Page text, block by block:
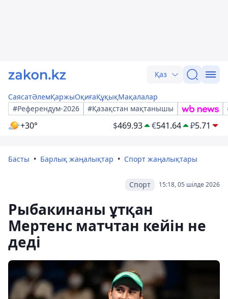
Қаз
СаясатӘлемҚаржыОқиғаҚұқықМақалалар
#Референдум-2026
#Қазақстан мақтанышы
+30° $469.93 €541.64 ₽5.71
Басты Барлық жаңалықтар Спорт жаңалықтары
15:18, 05 шілде 2026
Спорт
Рыбакинаны ұтқан
Мертенс матчтан кейін не
деді